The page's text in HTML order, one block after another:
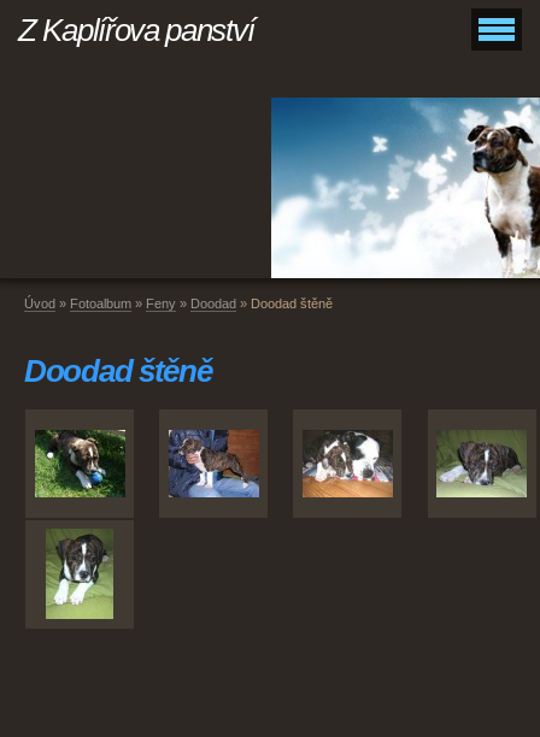
Z Kaplířova panství
Úvod » Fotoalbum » Feny » Doodad » Doodad štěně
Doodad štěně